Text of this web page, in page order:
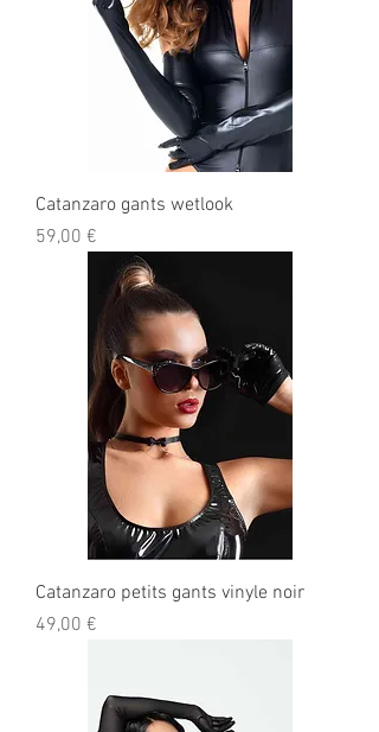
Catanzaro gants wetlook
Prix
59,00 €
Catanzaro petits gants vinyle noir
Prix
49,00 €